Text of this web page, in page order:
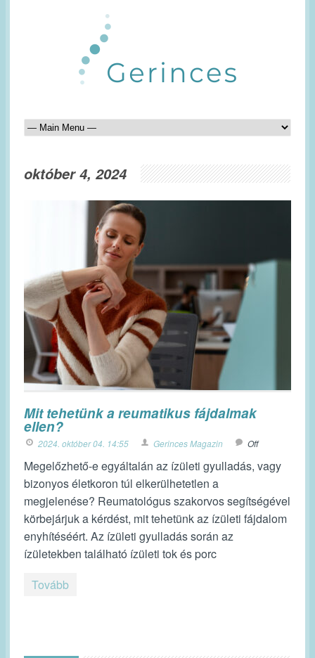
október 4, 2024
Mit tehetünk a reumatikus fájdalmak
ellen?
2024. október 04. 14:55 Gerinces Magazin Off
Megelőzhető-e egyáltalán az ízületi gyulladás, vagy
bizonyos életkoron túl elkerülhetetlen a
megjelenése? Reumatológus szakorvos segítségével
körbejárjuk a kérdést, mit tehetünk az ízületi fájdalom
enyhítéséért. Az ízületi gyulladás során az
ízületekben található ízületi tok és porc
Tovább